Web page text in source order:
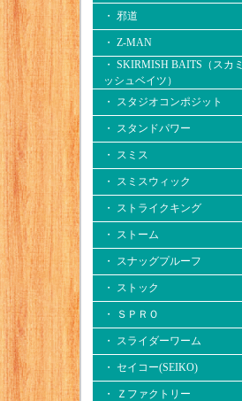
・ 邪道
・ Z-MAN
・ SKIRMISH BAITS（スカミ
ッシュベイツ）
・ スタジオコンポジット
・ スタンドパワー
・ スミス
・ スミスウィック
・ ストライクキング
・ ストーム
・ スナッグプルーフ
・ ストック
・ ＳＰＲＯ
・ スライダーワーム
・ セイコー(SEIKO)
・ Ｚファクトリー